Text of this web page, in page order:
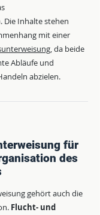
Die Inhalte stehen
mit einer
, da beide
Abläufe und
abzielen.
für
des
gehört auch die
Flucht- und